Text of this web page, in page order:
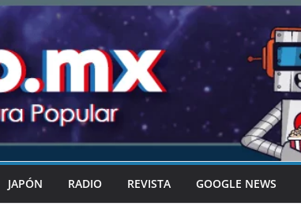
JAPÓN RADIO REVISTA GOOGLE NEWS